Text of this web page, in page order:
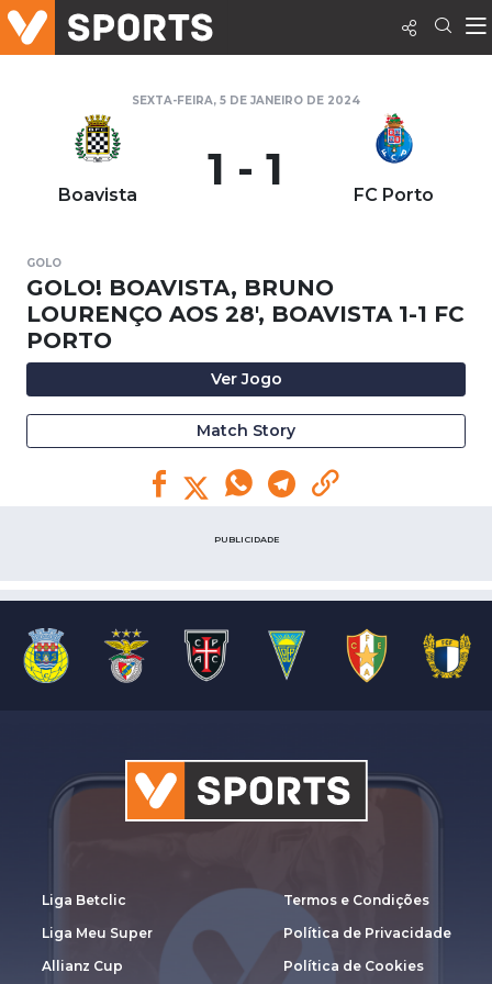
SEXTA-FEIRA, 5 DE JANEIRO DE 2024
Boavista 1 - 1 FC Porto
GOLO
GOLO! BOAVISTA, BRUNO
LOURENÇO AOS 28', BOAVISTA 1-1 FC
PORTO
Ver Jogo
Match Story
PUBLICIDADE
Liga Betclic
Liga Meu Super
Allianz Cup
Termos e Condições
Política de Privacidade
Política de Cookies